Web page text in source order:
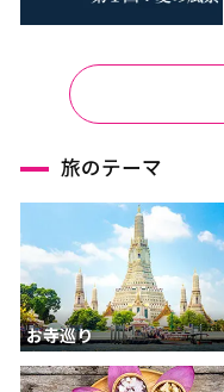
旅のテーマ
お寺巡り